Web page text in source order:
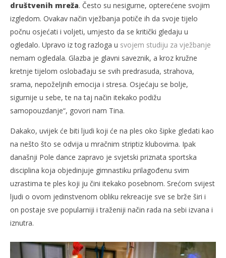
društvenih mreža. Često su nesigurne, opterećene svojim
izgledom. Ovakav način vježbanja potiče ih da svoje tijelo
počnu osjećati i voljeti, umjesto da se kritički gledaju u
ogledalo. Upravo iz tog razloga u svojem studiju za vježbanje
nemam ogledala. Glazba je glavni saveznik, a kroz kružne
kretnje tijelom oslobađaju se svih predrasuda, strahova,
srama, nepoželjnih emocija i stresa. Osjećaju se bolje,
sigurnije u sebe, te na taj način itekako podižu
samopouzdanje“, govori nam Tina.
Dakako, uvijek će biti ljudi koji će na ples oko šipke gledati kao
na nešto što se odvija u mračnim striptiz klubovima. Ipak
današnji Pole dance zapravo je svjetski priznata sportska
disciplina koja objedinjuje gimnastiku prilagođenu svim
uzrastima te ples koji ju čini itekako posebnom. Srećom svijest
ljudi o ovom jedinstvenom obliku rekreacije sve se brže širi i
on postaje sve popularniji i traženiji način rada na sebi izvana i
iznutra.